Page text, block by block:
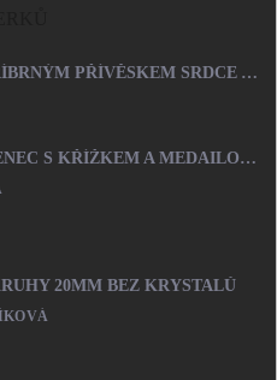
ŠŇŮRKOVÝ NÁRAMEK SE STŘÍBRNÝM PŘÍVĚSKEM SRDCE A KRYSTALY SWAROVSKI CRYSTAL (STŘÍBRO 925/1000)
OCELOVÝ NÁHRDELNÍK RŮŽENEC S KŘÍŽKEM A MEDAILONEM
20MM BEZ KRYSTALŮ